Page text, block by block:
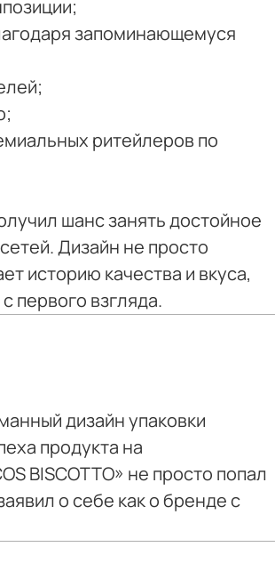
запоминающемуся
ритейлеров по
шанс занять достойное
Дизайн не просто
историю качества и вкуса,
первого взгляда.
дизайн упаковки
продукта на
BISCOTTO» не просто попал
о себе как о бренде с